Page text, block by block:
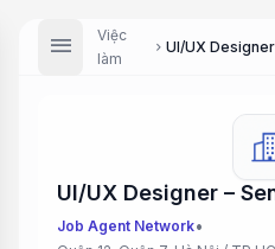
menu
Việc
làm
chevron_right
Job Agent Network•